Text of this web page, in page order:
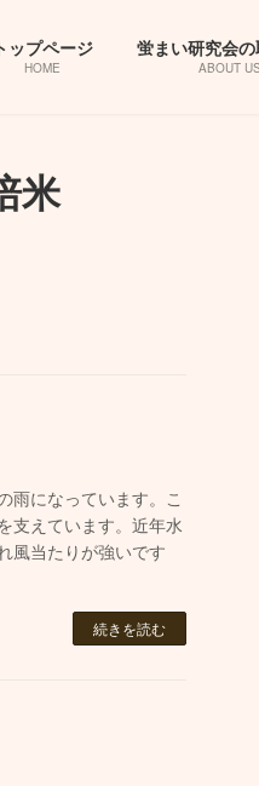
ップページ
HOME
蛍まい研究会
ABOUT US
米
雨になっています。こ
支えています。近年水
風当たりが強いです
続きを読む